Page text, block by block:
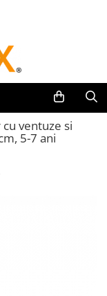
ventuze si
5-7 ani